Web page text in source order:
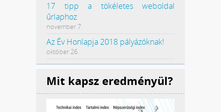
17 tipp a tökéletes weboldal
űrlaphoz
november 7.
Az Év Honlapja 2018 pályázóknak!
október 26.
Mit kapsz eredményül?